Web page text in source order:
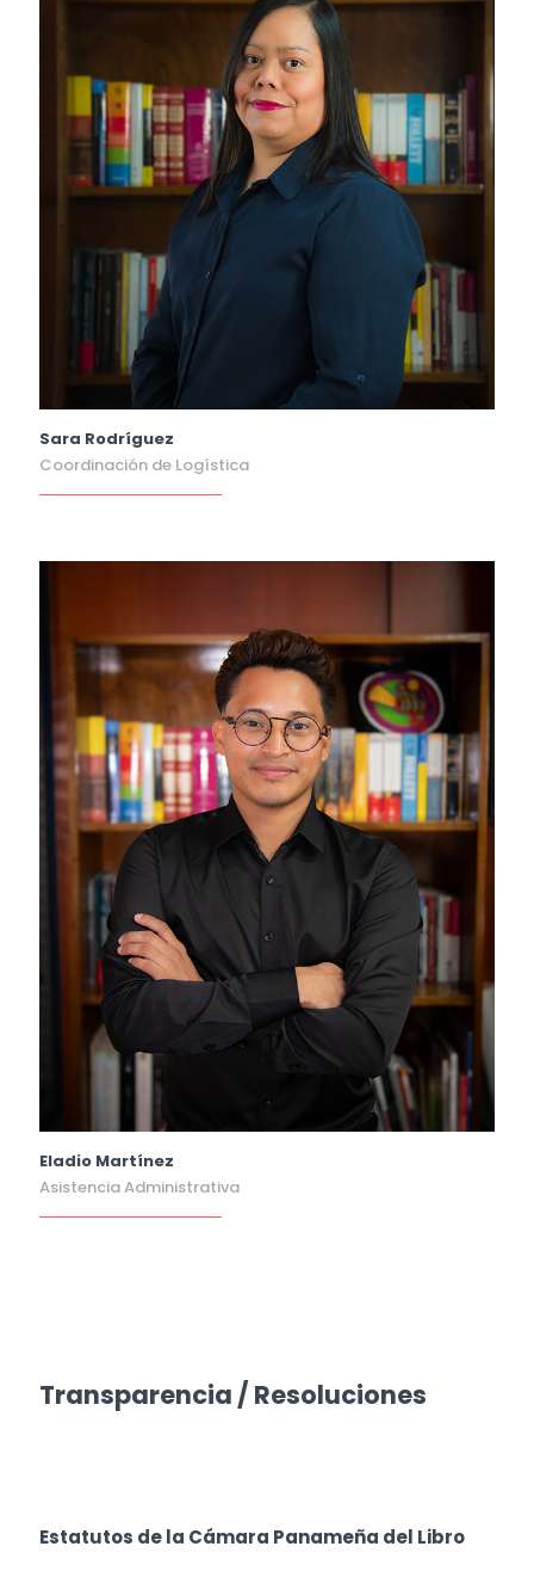
Sara Rodríguez
Coordinación de Logística
Eladio Martínez
Asistencia Administrativa
Transparencia / Resoluciones
Estatutos de la Cámara Panameña del Libro